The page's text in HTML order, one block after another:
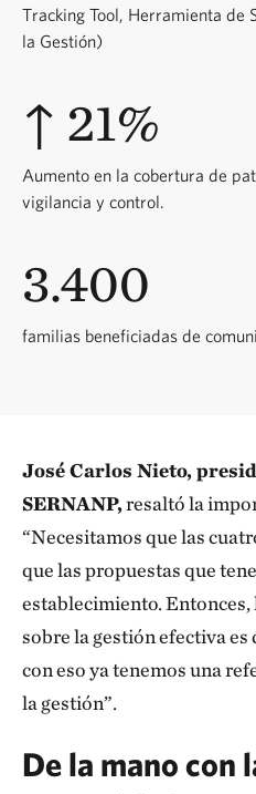
Tracking Tool, Herramienta de
la Gestión)
↑ 21%
Aumento en la cobertura de
vigilancia y control.
3.400
familias beneficiadas de
José Carlos Nieto,
SERNANP,resaltó la
“Necesitamos que las
que las propuestas que
establecimiento.
sobre la gestión efectiva
con eso ya tenemos una
la gestión”.
De la mano con